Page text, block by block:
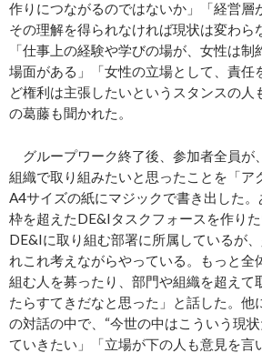
作りにつながるのではないか」「経営層
その理解を得られなければ現状は変わら
「仕事上の経験や学びの場が、女性は
場面がある」「女性の立場として、責任
ど権利は主張したいというスタンスの人
の葛藤も聞かれた。
グループワーク終了後、参加者全員が
組織で取り組みたいと思ったことを「ア
A4サイズの紙にマジックで書き出した
枠を超えたDE&Iタスクフォースを作りた
DE&Iに取り組む部署に所属しているが
れこれ考えながらやっている。もっと全
組む人を募ったり、部門や組織を超えて
たらすてきだなと思った」と話した。他
の対話の中で、“今世の中はこういう現
ていきたい」「立場が下の人も意見を言